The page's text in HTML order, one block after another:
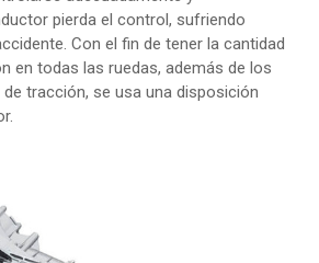
pierda el control, sufriendo
Con el fin de tener la cantidad
en todas las ruedas, además de los
tracción, se usa una disposición